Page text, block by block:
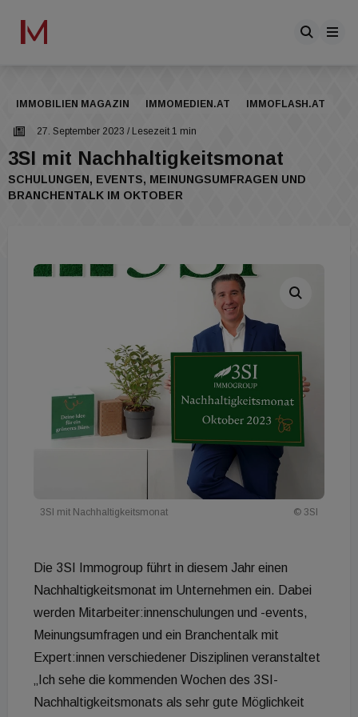
IMMOBILIEN MAGAZIN IMMOMEDIEN.AT IMMOFLASH.AT
27. September 2023 / Lesezeit 1 min
3SI mit Nachhaltigkeitsmonat
SCHULUNGEN, EVENTS, MEINUNGSUMFRAGEN UND
BRANCHENTALK IM OKTOBER
3SI mit Nachhaltigkeitsmonat © 3SI
Die 3SI Immogroup führt in diesem Jahr einen
Nachhaltigkeitsmonat im Unternehmen ein. Dabei
werden Mitarbeiter:innenschulungen und -events,
Meinungsumfragen und ein Branchentalk mit
Expert:innen verschiedener Disziplinen veranstaltet
„Ich sehe die kommenden Wochen des 3SI-
Nachhaltigkeitsmonats als sehr gute Möglichkeit